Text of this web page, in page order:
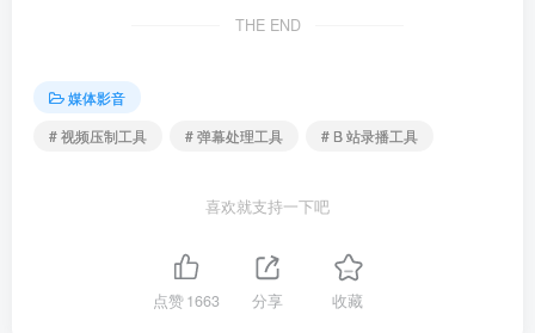
THE END
媒体影音
# 视频压制工具
# 弹幕处理工具 # B 站录播工具
喜欢就支持一下吧
点赞1663 分享 收藏